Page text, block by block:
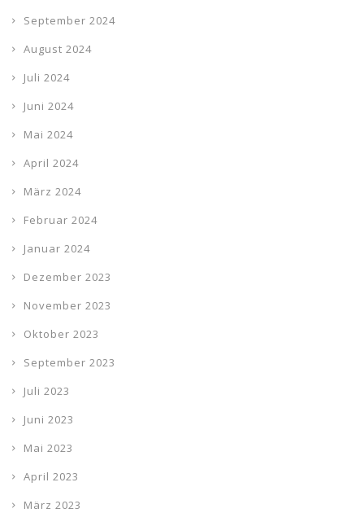
September 2024
August 2024
Juli 2024
Juni 2024
Mai 2024
April 2024
März 2024
Februar 2024
Januar 2024
Dezember 2023
November 2023
Oktober 2023
September 2023
Juli 2023
Juni 2023
Mai 2023
April 2023
März 2023